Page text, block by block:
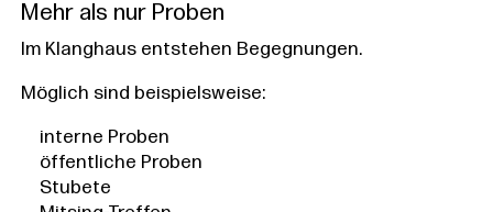
Mehr als nur Proben
Im Klanghaus entstehen Begegnungen.
Möglich sind beispielsweise:
interne Proben
öffentliche Proben
Stubete